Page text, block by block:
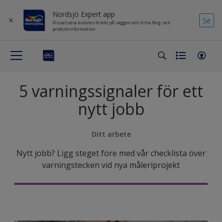
Nordsjö Expert app
Visualisera kulören direkt på väggen och hitta färg- och
produktinformation
Se
5 varningssignaler för ett
nytt jobb
Ditt arbete
Nytt jobb? Ligg steget före med vår checklista över
varningstecken vid nya måleriprojekt